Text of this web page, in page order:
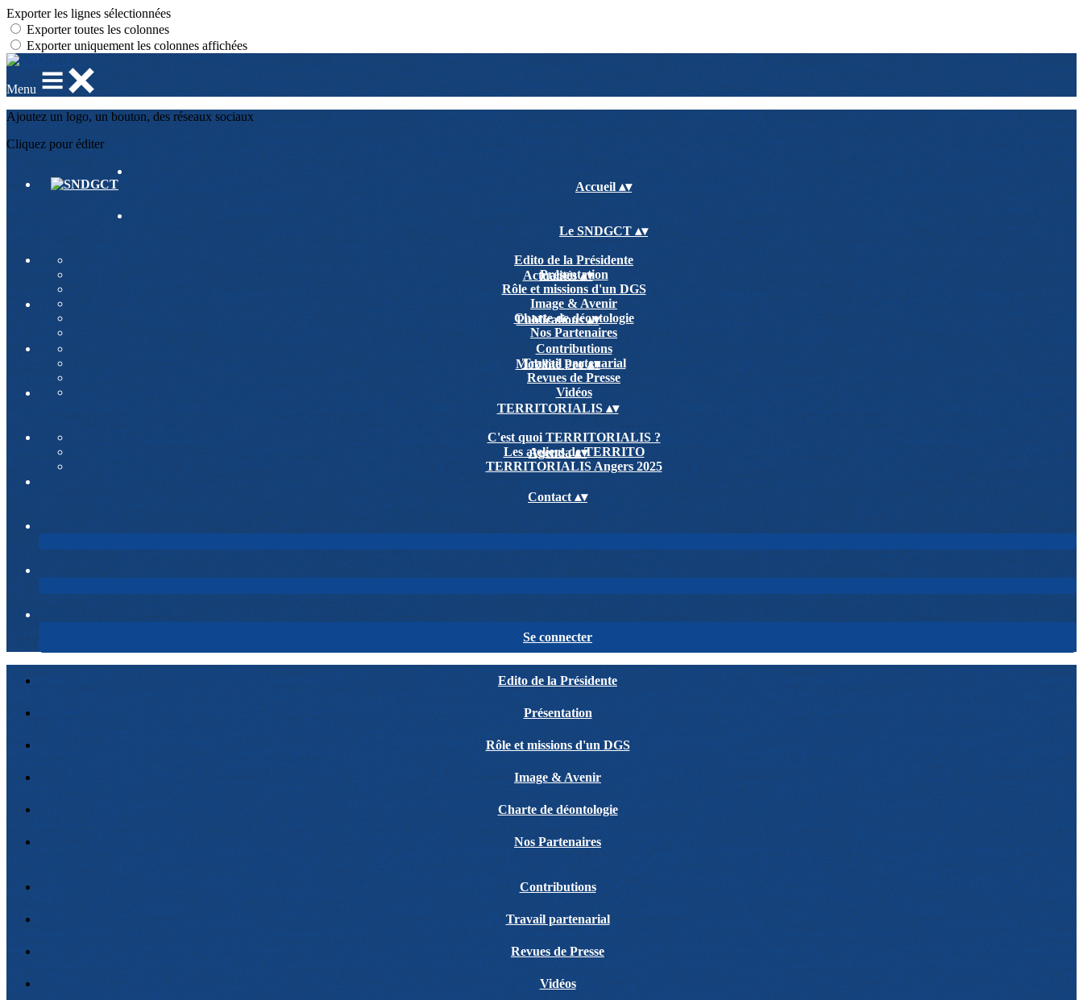
Exporter les lignes sélectionnées
Exporter toutes les colonnes
Exporter uniquement les colonnes affichées
Menu
Ajoutez un logo, un bouton, des réseaux sociaux
Cliquez pour éditer
Accueil▴▾
Le SNDGCT ▴▾
Edito de la Présidente
Présentation
Rôle et missions d'un DGS
Image & Avenir
Charte de déontologie
Nos Partenaires
Actualités▴▾
Publications▴▾
Contributions
Travail partenarial
Revues de Presse
Vidéos
Mobilité Pro▴▾
TERRITORIALIS▴▾
C'est quoi TERRITORIALIS ?
Les ateliers de TERRITO
TERRITORIALIS Angers 2025
Agenda▴▾
Contact▴▾
Se connecter
Edito de la Présidente
Présentation
Rôle et missions d'un DGS
Image & Avenir
Charte de déontologie
Nos Partenaires
Contributions
Travail partenarial
Revues de Presse
Vidéos